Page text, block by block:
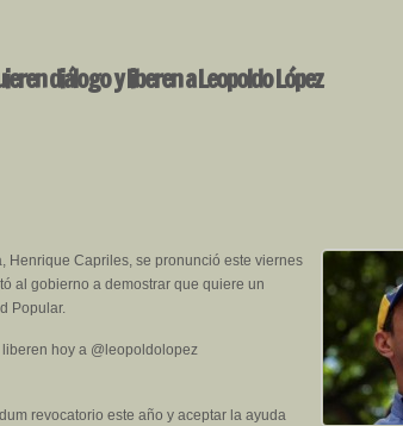
diálogo y liberen a Leopoldo López
Henrique Capriles, se pronunció este viernes
al gobierno a demostrar que quiere un
Popular.
hoy a @leopoldolopez
revocatorio este año y aceptar la ayuda